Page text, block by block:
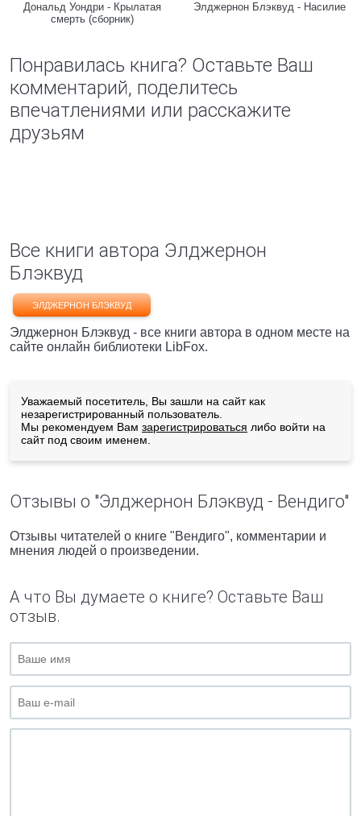
Дональд Уондри - Крылатая
смерть (сборник)
Элджернон Блэквуд - Насилие
Понравилась книга? Оставьте Ваш
комментарий, поделитесь
впечатлениями или расскажите
друзьям
Все книги автора Элджернон
Блэквуд
ЭЛДЖЕРНОН БЛЭКВУД
Элджернон Блэквуд - все книги автора в одном месте на
сайте онлайн библиотеки LibFox.
Уважаемый посетитель, Вы зашли на сайт как
незарегистрированный пользователь.
Мы рекомендуем Вам зарегистрироваться либо войти на
сайт под своим именем.
Отзывы о "Элджернон Блэквуд - Вендиго"
Отзывы читателей о книге "Вендиго", комментарии и
мнения людей о произведении.
А что Вы думаете о книге? Оставьте Ваш
отзыв.